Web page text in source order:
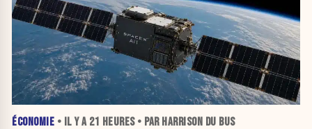
ÉCONOMIE • IL Y A 21 HEURES• PAR HARRISON DU BUS